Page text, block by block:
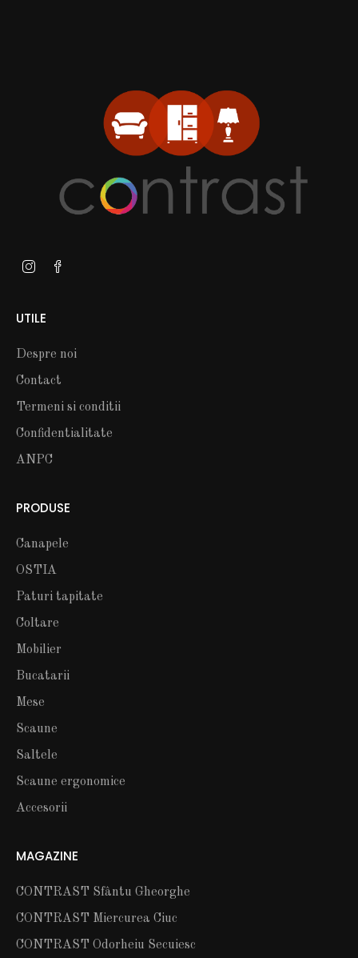
UTILE
Despre noi
Contact
Termeni si conditii
Confidentialitate
ANPC
PRODUSE
Canapele
OSTIA
Paturi tapitate
Coltare
Mobilier
Bucatarii
Mese
Scaune
Saltele
Scaune ergonomice
Accesorii
MAGAZINE
CONTRAST Sfântu Gheorghe
CONTRAST Miercurea Ciuc
CONTRAST Odorheiu Secuiesc